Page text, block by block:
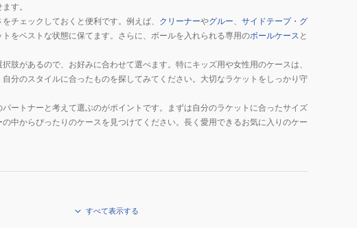
す。
チェックしておくと便利です。例えば、 クリーナーやグルー
サイドテープ・グ
をベストな状態に保てます。さらに、ボールを入れられる専用のボールケース と
があるので、お好みに合わせて選べます。特にキッズ用や女性用のケースは、
分のスタイルに合ったものを探してみてください。大切なラケットをしっかり守
ートナーと考えて選ぶのがポイントです。まずは自分のラケットに合ったサイズ
の中からぴったりのケースを見つけてください。長く愛用できるお気に入りのケー
すべて表示する